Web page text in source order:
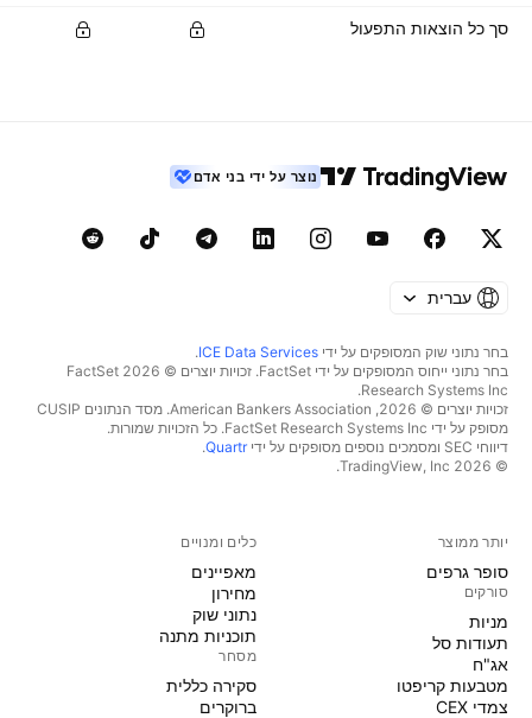
סך כל הוצאות התפעול
נוצר על ידי בני אדם
עברית
בחר נתוני שוק המסופקים על ידי ICE Data Services
.
בחר נתוני ייחוס המסופקים על ידי FactSet. זכויות יוצרים © 2026 ‏FactSet
Research Systems Inc.‏
זכויות יוצרים © 2026, ‏American Bankers Association. מסד הנתונים CUSIP
מסופק על ידי FactSet Research Systems Inc. כל הזכויות שמורות.
דיווחי SEC ומסמכים נוספים מסופקים על ידי
Quartr
.
© 2026 ‏TradingView, Inc.‏
יותר ממוצר
סופר גרפים
סורקים
מניות‏
תעודות סל
אג"ח
מטבעות קריפטו
צמדי CEX
כלים ומנויים
מאפיינים
מחירון
נתוני שוק
תוכניות מתנה
מסחר
סקירה כללית
ברוקרים